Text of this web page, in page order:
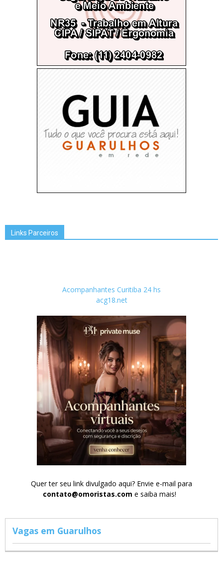
Links Parceiros
Acompanhantes Curitiba 24 hs
acg18.net
Quer ter seu link divulgado aqui? Envie e-mail para
contato@omoristas.com e saiba mais!
Vagas em Guarulhos